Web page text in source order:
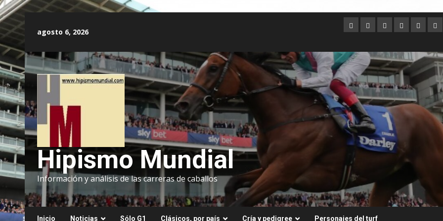
contenido
agosto 6, 2026
Argentina
AustraliaBrasilChileDubai
Hipismo Mundial
Información y análisis de las carreras de caballos
Inicio Noticias Sólo G1 Clásicos, por país Cría y pedigree Personajes del turf